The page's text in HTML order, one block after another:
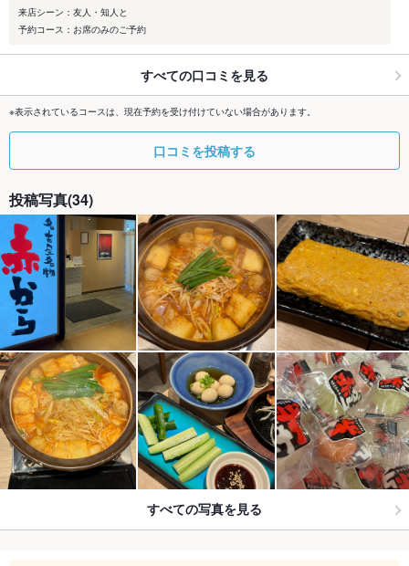
来店シーン：友人・知人と
予約コース：お席のみのご予約
すべての口コミを見る
※表示されているコースは、現在予約を受け付けていない場合があります。
口コミを投稿する
投稿写真(34)
すべての写真を見る